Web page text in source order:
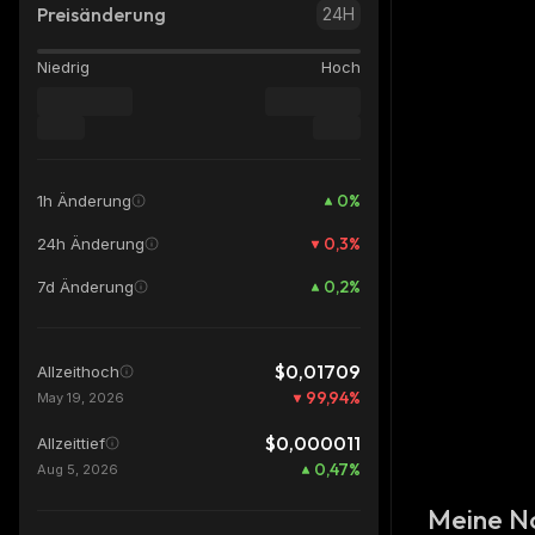
Preisänderung 24H
Niedrig Hoch
1h Änderung 0%
24h Änderung 0,3%
7d Änderung 0,2%
Allzeithoch $0,01709
May 19, 2026 99,94%
Allzeittief $0,000011
Aug 5, 2026 0,47%
Meine